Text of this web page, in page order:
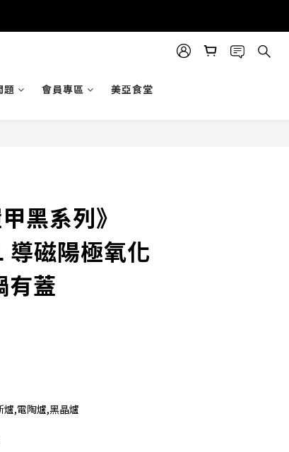
題 會員專區 美亞食堂
黑系列》
磁陽極氧化
有蓋
,電陶爐,黑晶爐